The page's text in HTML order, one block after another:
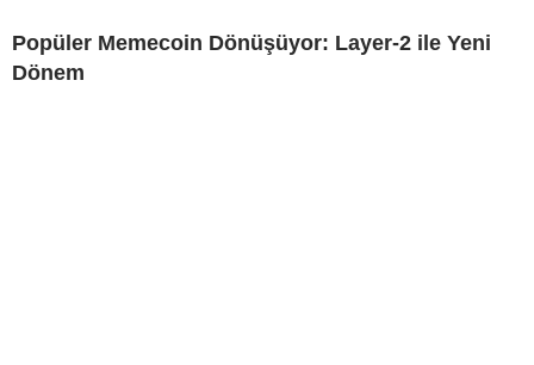
Popüler Memecoin Dönüşüyor: Layer-2 ile Yeni
Dönem